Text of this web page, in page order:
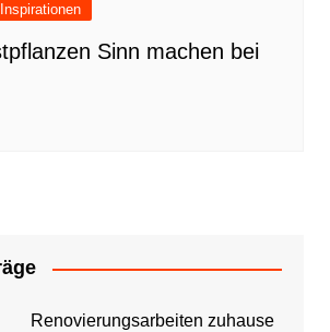
Inspirationen
Sinn machen bei
Renovierungsarbeiten zuhause